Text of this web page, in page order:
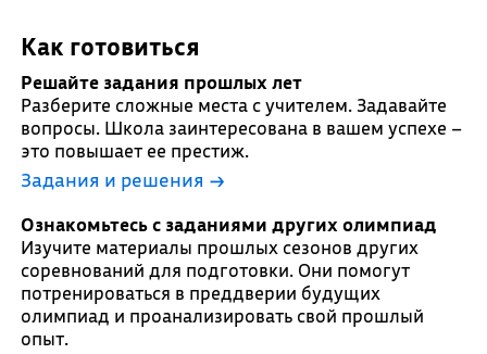
Как готовиться
Решайте задания прошлых лет
Разберите сложные места с учителем. Задавайте
вопросы. Школа заинтересована в вашем успехе –
это повышает ее престиж.
Задания и решения →
Ознакомьтесь с заданиями других олимпиад
Изучите материалы прошлых сезонов других
соревнований для подготовки. Они помогут
потренироваться в преддверии будущих
олимпиад и проанализировать свой прошлый
опыт.